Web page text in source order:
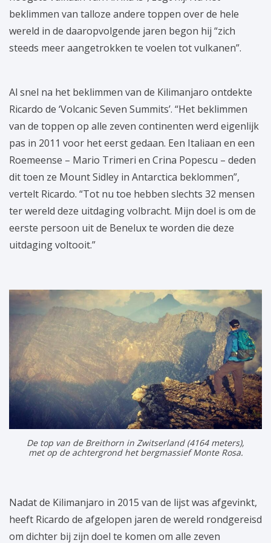
beklimmen van talloze andere toppen over de hele
wereld in de daaropvolgende jaren begon hij “zich
steeds meer aangetrokken te voelen tot vulkanen”.
Al snel na het beklimmen van de Kilimanjaro ontdekte
Ricardo de ‘Volcanic Seven Summits’. “Het beklimmen
van de toppen op alle zeven continenten werd eigenlijk
pas in 2011 voor het eerst gedaan. Een Italiaan en een
Roemeense – Mario Trimeri en Crina Popescu – deden
dit toen ze Mount Sidley in Antarctica beklommen”,
vertelt Ricardo. “Tot nu toe hebben slechts 32 mensen
ter wereld deze uitdaging volbracht. Mijn doel is om de
eerste persoon uit de Benelux te worden die deze
uitdaging voltooit.”
De top van de Breithorn in Zwitserland (4164 meters),
met op de achtergrond het bergmassief Monte Rosa.
Nadat de Kilimanjaro in 2015 van de lijst was afgevinkt,
heeft Ricardo de afgelopen jaren de wereld rondgereisd
om dichter bij zijn doel te komen om alle zeven